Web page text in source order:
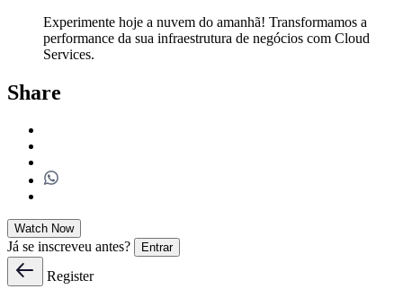
Experimente hoje a nuvem do amanhã! Transformamos a
performance da sua infraestrutura de negócios com Cloud
Services.
Share
Watch Now
Já se inscreveu antes? Entrar
Register